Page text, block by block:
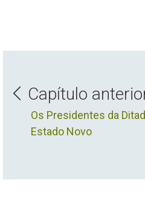
Capítulo
Os Presidentes da
Estado Novo